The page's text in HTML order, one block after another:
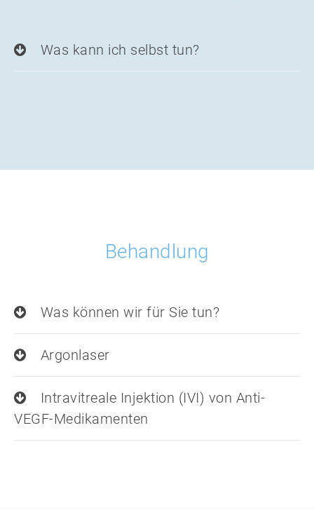
Was kann ich selbst tun?
Behandlung
Was können wir für Sie tun?
Argonlaser
Intravitreale Injektion (IVI) von Anti-
VEGF-Medikamenten